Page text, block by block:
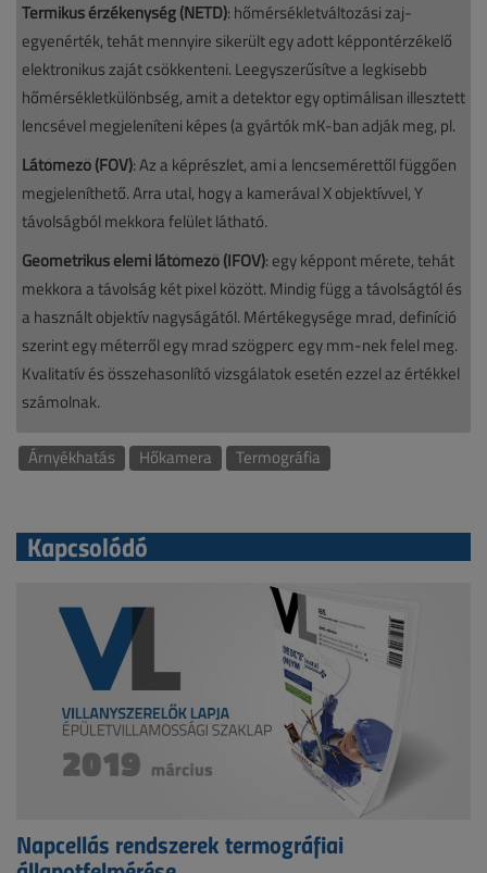
Termikus érzékenység (NETD): hőmérsékletváltozási zaj-
egyenérték, tehát mennyire sikerült egy adott képpontérzékelő
elektronikus zaját csökkenteni. Leegyszerűsítve a legkisebb
hőmérsékletkülönbség, amit a detektor egy optimálisan illesztett
lencsével megjeleníteni képes (a gyártók mK-ban adják meg, pl.
Látómező (FOV): Az a képrészlet, ami a lencsemérettől függően
megjeleníthető. Arra utal, hogy a kamerával X objektívvel, Y
távolságból mekkora felület látható.
Geometrikus elemi látómező (IFOV): egy képpont mérete, tehát
mekkora a távolság két pixel között. Mindig függ a távolságtól és
a használt objektív nagyságától. Mértékegysége mrad, definíció
szerint egy méterről egy mrad szögperc egy mm-nek felel meg.
Kvalitatív és összehasonlító vizsgálatok esetén ezzel az értékkel
számolnak.
Árnyékhatás Hőkamera Termográfia
Kapcsolódó
Napcellás rendszerek termográfiai